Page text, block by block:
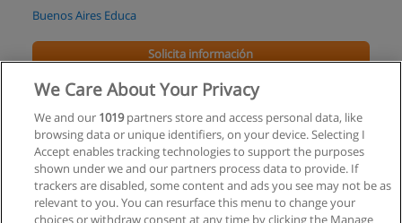
Buenos Aires Educa
Solicita información
Curso de Armado, Reparación y Mantenimiento
de PC
INDET Instituto de Enseñanza en Tecnología Informática
Solicita información
We Care About Your Privacy
We and our 1019partners store and access personal data, like
browsing data or unique identifiers, on your device. Selecting I
Accept enables tracking technologies to support the purposes
shown under we and our partners process data to provide. If
trackers are disabled, some content and ads you see may not be as
relevant to you. You can resurface this menu to change your
choices or withdraw consent at any time by clicking the Manage